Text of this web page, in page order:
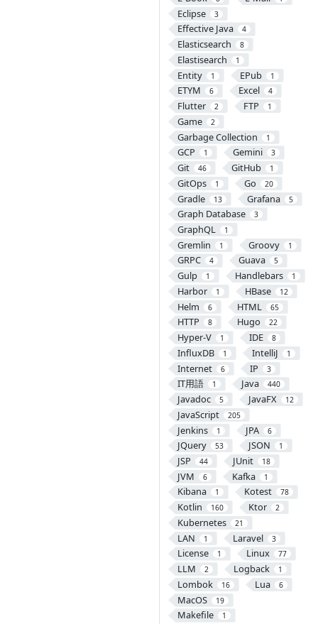
Eclipse 3
Effective Java 4
Elasticsearch 8
Elastisearch 1
Entity 1 EPub 1
ETYM 6 Excel 4
Flutter 2 FTP 1
Game 2
Garbage Collection 1
GCP 1 Gemini 3
Git 46 GitHub 1
GitOps 1 Go 20
Gradle 13 Grafana 5
Graph Database 3
GraphQL 1
Gremlin 1 Groovy 1
GRPC 4 Guava 5
Gulp 1 Handlebars 1
Harbor 1 HBase 12
Helm 6 HTML 65
HTTP 8 Hugo 22
Hyper-V 1 IDE 8
InfluxDB 1 IntelliJ 1
Internet 6 IP 3
IT用語 1 Java 440
Javadoc 5 JavaFX 12
JavaScript 205
Jenkins 1 JPA 6
JQuery 53 JSON 1
JSP 44 JUnit 18
JVM 6 Kafka 1
Kibana 1 Kotest 78
Kotlin 160 Ktor 2
Kubernetes 21
LAN 1 Laravel 3
License 1 Linux 77
LLM 2 Logback 1
Lombok 16 Lua 6
MacOS 19
Makefile 1